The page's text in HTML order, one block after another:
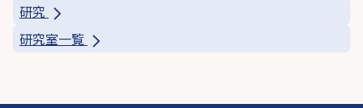
研究
研究室一覧